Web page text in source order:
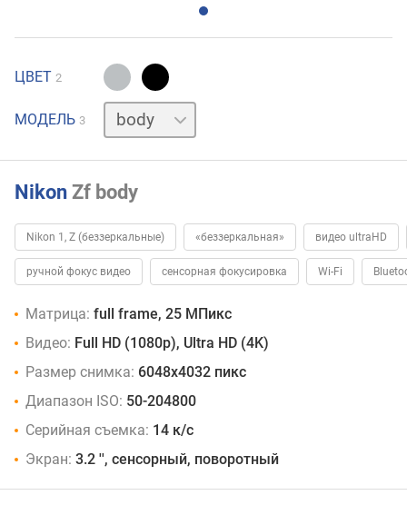
ЦВЕТ 2
МОДЕЛЬ 3
24-
40
Nikon Zf body
Nikon 1, Z (беззеркальные) «беззеркальная» видео ultraHD
ручной фокус видео сенсорная фокусировка Wi-Fi
Матрица: full frame, 25 МПикс
Видео: Full HD (1080p), Ultra HD (4K)
Размер снимка: 6048x4032 пикс
Диапазон ISO: 50-204800
Серийная съемка: 14 к/с
Экран: 3.2 '', сенсорный, поворотный